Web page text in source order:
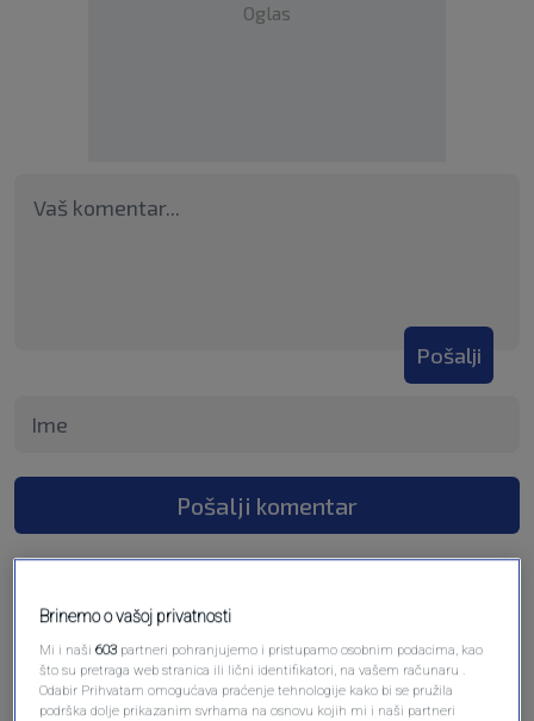
Oglas
Pošalji
Pošalji komentar
Brinemo o vašoj privatnosti
Mi i naši603 partneri pohranjujemo i pristupamo osobnim podacima, kao
što su pretraga web stranica ili lični identifikatori, na vašem računaru .
Odabir Prihvatam omogućava praćenje tehnologije kako bi se pružila
podrška dolje prikazanim svrhama na osnovu kojih mi i naši partneri